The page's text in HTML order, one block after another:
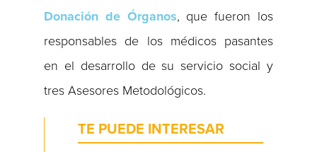
Donación de Órganos, que fueron los
responsables de los médicos pasantes
en el desarrollo de su servicio social y
tres Asesores Metodológicos.
TE PUEDE INTERESAR